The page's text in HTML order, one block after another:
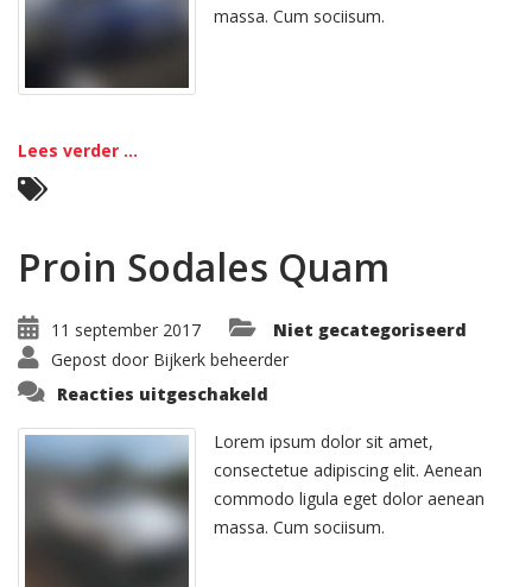
massa. Cum sociisum.
Lees verder ...
Proin Sodales Quam
11 september 2017
Niet gecategoriseerd
Gepost door Bijkerk beheerder
Reacties uitgeschakeld
Quam
Lorem ipsum dolor sit amet,
consectetue adipiscing elit. Aenean
commodo ligula eget dolor aenean
massa. Cum sociisum.